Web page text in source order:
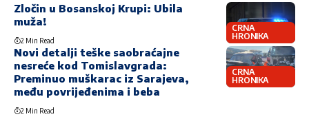
CRNA
HRONIKA
Zločin u Bosanskoj Krupi: Ubila
muža!
2 Min Read
CRNA
HRONIKA
Novi detalji teške saobraćajne
nesreće kod Tomislavgrada:
Preminuo muškarac iz Sarajeva,
među povrijeđenima i beba
2 Min Read